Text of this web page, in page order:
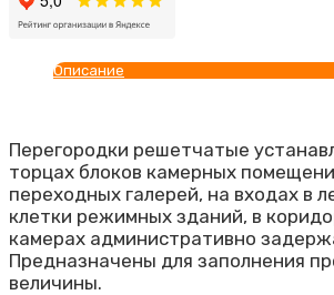
Описание
Перегородки решетчатые
торцах блоков камерных
переходных галерей, на входах в
клетки режимных зданий, в
камерах административно
Предназначены для заполнения
величины.